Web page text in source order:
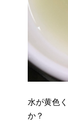
水が黄色
か？